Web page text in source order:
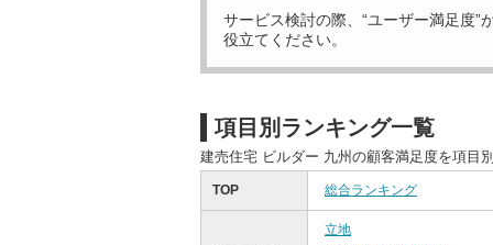
サービス検討の際、“ユーザー満足度”
役立てください。
項目別ランキング一覧
建売住宅 ビルダー 九州の顧客満足度を項目
TOP 総合ランキング
立地